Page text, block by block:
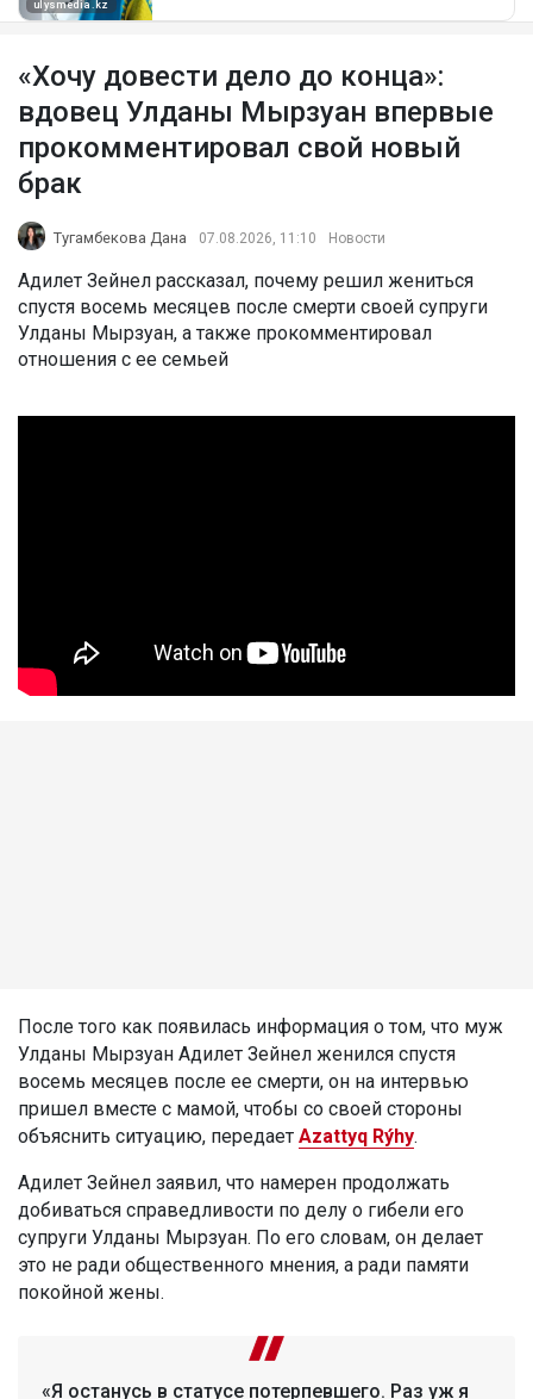
«Хочу довести дело до конца»:
вдовец Улданы Мырзуан впервые
прокомментировал свой новый
брак
Тугамбекова Дана 07.08.2026, 11:10 Новости
Адилет Зейнел рассказал, почему решил жениться
спустя восемь месяцев после смерти своей супруги
Улданы Мырзуан, а также прокомментировал
отношения с ее семьей
После того как появилась информация о том, что муж
Улданы Мырзуан Адилет Зейнел женился спустя
восемь месяцев после ее смерти, он на интервью
пришел вместе с мамой, чтобы со своей стороны
объяснить ситуацию, передает Azattyq Rýhy.
Адилет Зейнел заявил, что намерен продолжать
добиваться справедливости по делу о гибели его
супруги Улданы Мырзуан. По его словам, он делает
это не ради общественного мнения, а ради памяти
покойной жены.
«Я останусь в статусе потерпевшего. Раз уж я